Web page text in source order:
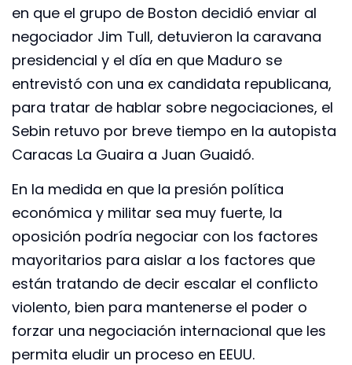
en que el grupo de Boston decidió enviar al
negociador Jim Tull, detuvieron la caravana
presidencial y el día en que Maduro se
entrevistó con una ex candidata republicana,
para tratar de hablar sobre negociaciones, el
Sebin retuvo por breve tiempo en la autopista
Caracas La Guaira a Juan Guaidó.
En la medida en que la presión política
económica y militar sea muy fuerte, la
oposición podría negociar con los factores
mayoritarios para aislar a los factores que
están tratando de decir escalar el conflicto
violento, bien para mantenerse el poder o
forzar una negociación internacional que les
permita eludir un proceso en EEUU.